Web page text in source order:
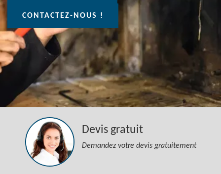
CONTACTEZ-NOUS !
Devis gratuit
Demandez votre devis gratuitement